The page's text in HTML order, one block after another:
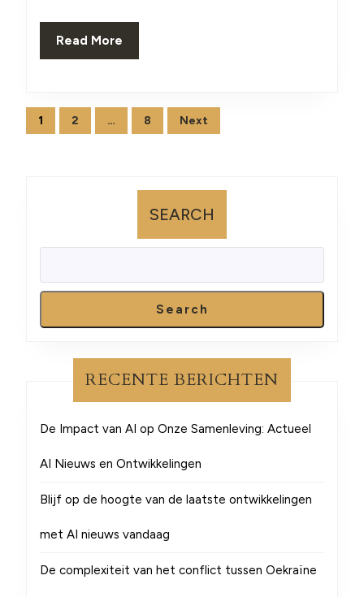
groot?
Read More
More
Posts
pagination
1 2 … 8 Next
SEARCH
Search
RECENTE BERICHTEN
De Impact van AI op Onze Samenleving: Actueel
AI Nieuws en Ontwikkelingen
Blijf op de hoogte van de laatste ontwikkelingen
met AI nieuws vandaag
De complexiteit van het conflict tussen Oekraïne